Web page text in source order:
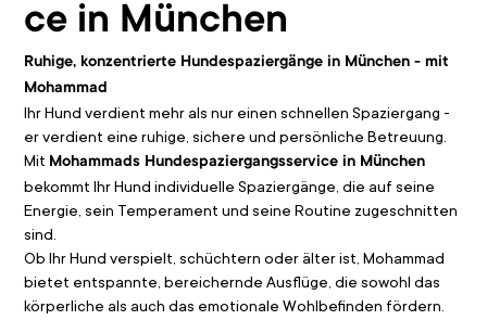
ce in München
Ruhige, konzentrierte Hundespaziergänge in München - mit
Mohammad
Ihr Hund verdient mehr als nur einen schnellen Spaziergang -
er verdient eine ruhige, sichere und persönliche Betreuung.
Mit Mohammads Hundespaziergangsservice in München
bekommt Ihr Hund individuelle Spaziergänge, die auf seine
Energie, sein Temperament und seine Routine zugeschnitten
sind.
Ob Ihr Hund verspielt, schüchtern oder älter ist, Mohammad
bietet entspannte, bereichernde Ausflüge, die sowohl das
körperliche als auch das emotionale Wohlbefinden fördern.